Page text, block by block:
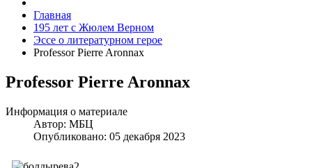
Главная
195 лет с Жюлем Верном
Эссе о литературном герое
Professor Pierre Aronnax
Professor Pierre Aronnax
Информация о материале
Автор: МБЦ
Опубликовано: 05 декабря 2023